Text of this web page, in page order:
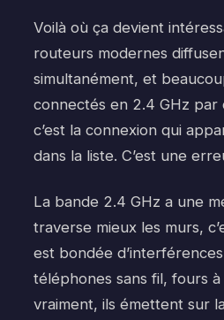
Voilà où ça devient
routeurs modernes
simultanément, et
connectés en 2.4 GHz
c’est la connexion qui
dans la liste. C’est une
La bande 2.4 GHz a une
traverse mieux les murs,
est bondée
téléphones sans fil, fours
vraiment, ils émettent sur